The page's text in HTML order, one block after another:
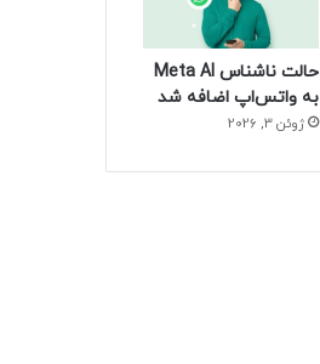
حالت ناشناس Meta AI
به واتس‌اپ اضافه شد
ژوئن 3, 2026